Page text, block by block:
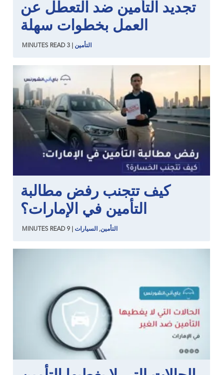
تجديد التأمين ضد التعطل عن
العمل بخطوات سهلة
التأمين 3
MINUTES READ
كيف تتجنب رفض مطالبة
التأمين في الإمارات؟
التأمين, السيارات 9
MINUTES READ